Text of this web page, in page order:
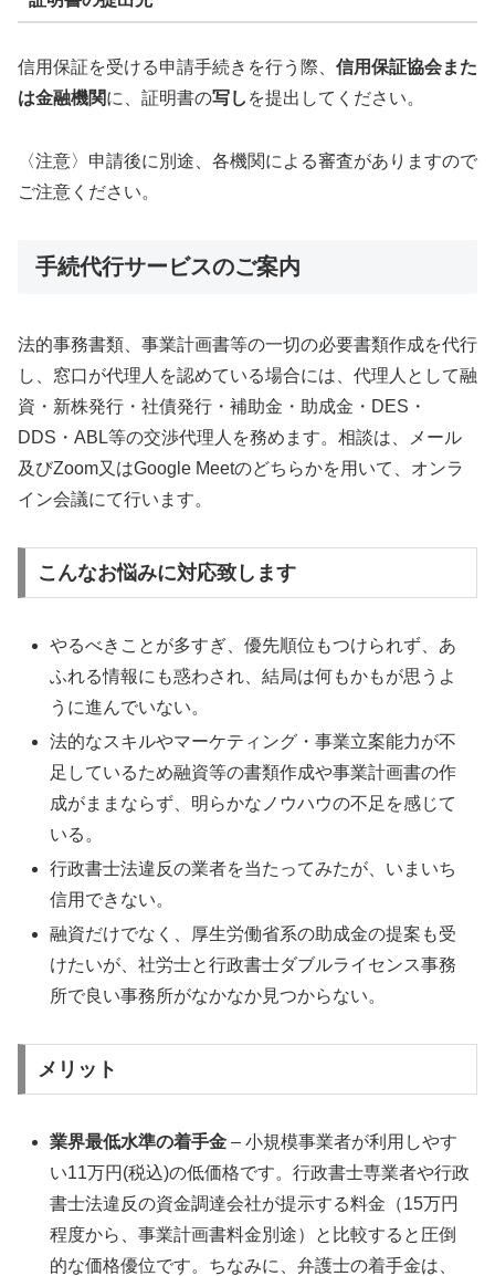
信用保証を受ける申請手続きを行う際、 信用保証協会また
は金融機関に、証明書の写し を提出してください。
〈注意〉申請後に別途、各機関による審査がありますので
ご注意ください。
手続代行サービスのご案内
法的事務書類、事業計画書等の一切の必要書類作成を代行
し、窓口が代理人を認めている場合には、代理人として融
資・新株発行・社債発行・補助金・助成金・DES・
DDS・ABL等の交渉代理人を務めます。相談は、メール
及びZoom又はGoogle Meetのどちらかを用いて、オンラ
イン会議にて行います。
こんなお悩みに対応致します
やるべきことが多すぎ、優先順位もつけられず、あ
ふれる情報にも惑わされ、結局は何もかもが思うよ
うに進んでいない。
法的なスキルやマーケティング・事業立案能力が不
足しているため融資等の書類作成や事業計画書の作
成がままならず、明らかなノウハウの不足を感じて
いる。
行政書士法違反の業者を当たってみたが、いまいち
信用できない。
融資だけでなく、厚生労働省系の助成金の提案も受
けたいが、社労士と行政書士ダブルライセンス事務
所で良い事務所がなかなか見つからない。
メリット
業界最低水準の着手金 – 小規模事業者が利用しやす
い11万円(税込)の低価格です。行政書士専業者や行政
書士法違反の資金調達会社が提示する料金（15万円
程度から、事業計画書料金別途）と比較すると圧倒
的な価格優位です。ちなみに、弁護士の着手金は、